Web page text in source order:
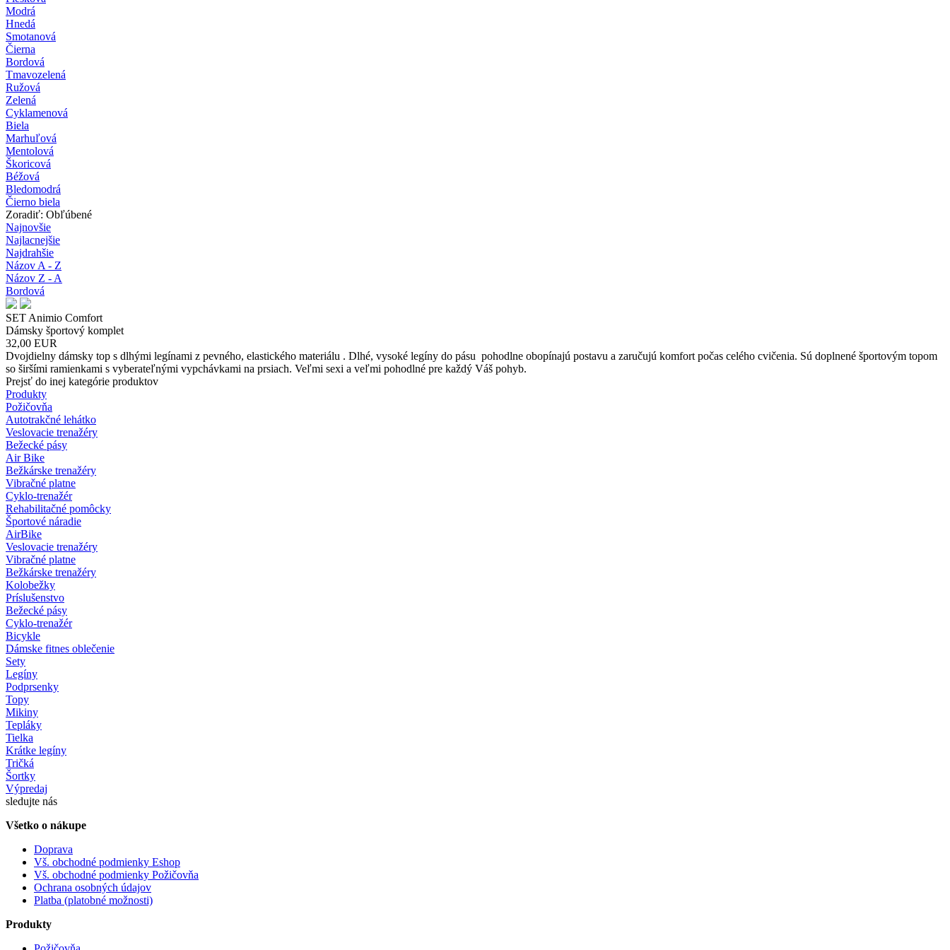
Modrá
Hnedá
Smotanová
Čierna
Bordová
Tmavozelená
Ružová
Zelená
Cyklamenová
Biela
Marhuľová
Mentolová
Škoricová
Béžová
Bledomodrá
Čierno biela
Zoradiť: Obľúbené
Najnovšie
Najlacnejšie
Najdrahšie
Názov A - Z
Názov Z - A
Bordová
SET Animio Comfort
Dámsky športový komplet
32,00 EUR
Dvojdielny dámsky top s dlhými legínami z pevného, elastického materiálu . Dlhé, vysoké legíny do pásu pohodlne obopínajú postavu a zaručujú komfort počas celého cvičenia. Sú doplnené športovým topom
so širšími ramienkami s vyberateľnými vypchávkami na prsiach. Veľmi sexi a veľmi pohodlné pre každý Váš pohyb.
Prejsť do inej kategórie produktov
Produkty
Požičovňa
Autotrakčné lehátko
Veslovacie trenažéry
Bežecké pásy
Air Bike
Bežkárske trenažéry
Vibračné platne
Cyklo-trenažér
Rehabilitačné pomôcky
Športové náradie
AirBike
Veslovacie trenažéry
Vibračné platne
Bežkárske trenažéry
Kolobežky
Príslušenstvo
Bežecké pásy
Cyklo-trenažér
Bicykle
Dámske fitnes oblečenie
Sety
Legíny
Podprsenky
Topy
Mikiny
Tepláky
Tielka
Krátke legíny
Tričká
Šortky
Výpredaj
sledujte nás
Všetko o nákupe
Doprava
Vš. obchodné podmienky Eshop
Vš. obchodné podmienky Požičovňa
Ochrana osobných údajov
Platba (platobné možnosti)
Produkty